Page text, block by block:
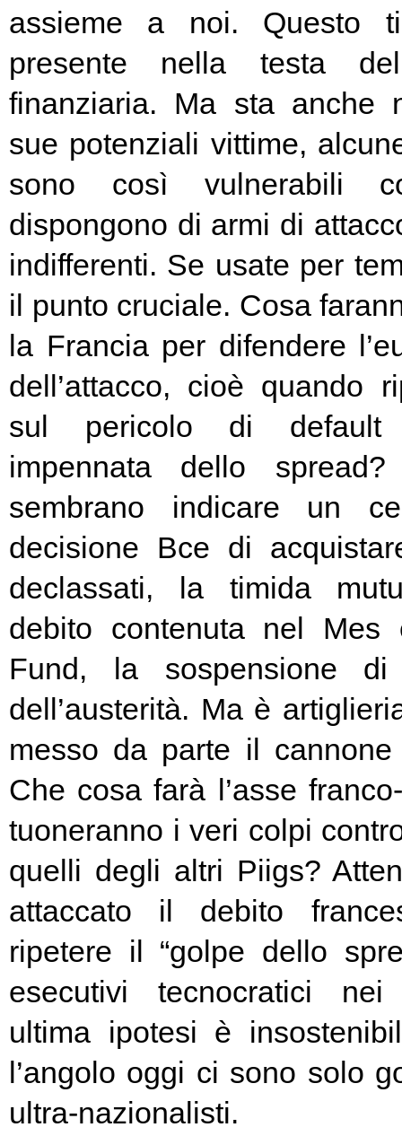
assieme a noi. Questo
presente nella testa
finanziaria. Ma sta anche
sue potenziali vittime,
sono così vulnerabili
dispongono di armi di
indifferenti. Se usate per
il punto cruciale. Cosa
la Francia per difendere
dell’attacco, cioè quando
sul pericolo di default
impennata dello
sembrano indicare un
decisione Bce di
declassati, la timida
debito contenuta nel Mes
Fund, la sospensione di
dell’austerità. Ma è
messo da parte il
Che cosa farà l’asse
tuoneranno i veri colpi
quelli degli altri Piigs?
attaccato il debito
ripetere il “golpe dello
esecutivi tecnocratici
ultima ipotesi è
l’angolo oggi ci sono solo
ultra-nazionalisti.